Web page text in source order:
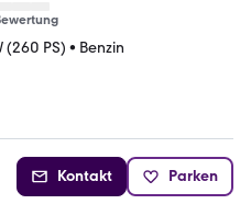
(260 PS) • Benzin
Kontakt Parken